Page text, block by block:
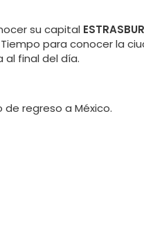
su capital
para conocer la
al final del día.
regreso a México.